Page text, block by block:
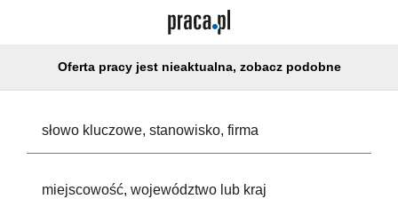
Oferta pracy jest nieaktualna, zobacz podobne